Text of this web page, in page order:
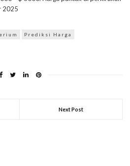
2025
Prediksi Harga
Next Post